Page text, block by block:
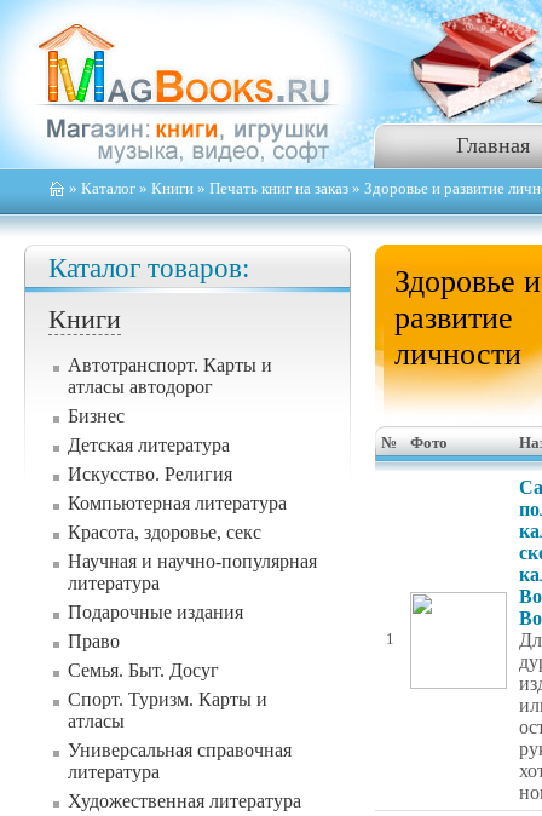
Главная
» Каталог » Книги » Печать книг на заказ » Здоровье и развитие
Каталог товаров:
Книги
Автотранспорт. Карты и
атласы автодорог
Бизнес
Детская литература
Искусство. Религия
Компьютерная литература
Красота, здоровье, секс
Научная и научно-популярная
литература
Подарочные издания
Право
Семья. Быт. Досуг
Спорт. Туризм. Карты и
атласы
Универсальная справочная
литература
Художественная литература
Здоровье и
развитие
личности
№ Фото
1